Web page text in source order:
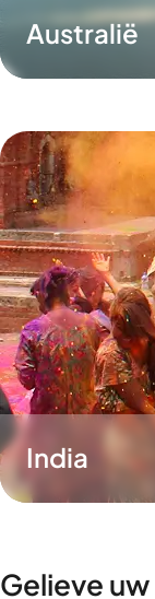
Australië
India
Gelieve